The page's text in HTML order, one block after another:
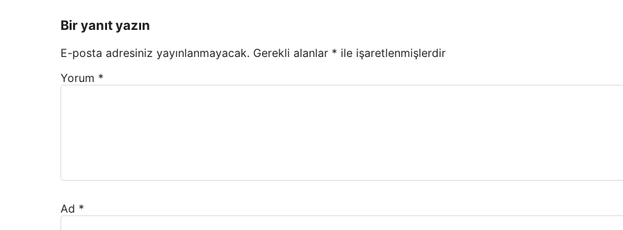
Bir yanıt yazın
E-posta adresiniz yayınlanmayacak. Gerekli alanlar * ile işaretlenmişlerdir
Yorum *
Ad *